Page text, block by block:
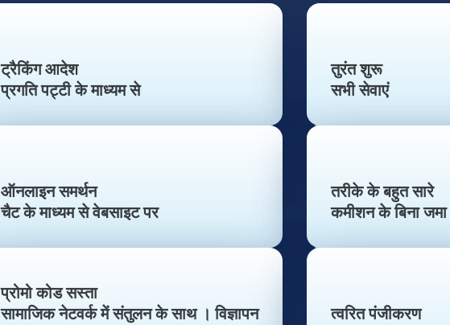
ट्रैकिंग आदेश
प्रगति पट्टी के माध्यम से
तुरंत शुरू
सभी सेवाएं
ऑनलाइन समर्थन
चैट के माध्यम से वेबसाइट पर
तरीके के बहुत सारे
कमीशन के बिना जमा
प्रोमो कोड सस्ता
सामाजिक नेटवर्क में संतुलन के साथ । विज्ञापन
त्वरित पंजीकरण